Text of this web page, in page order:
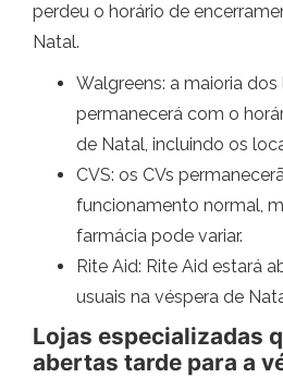
perdeu o horário de
Natal.
Walgreens: a maioria
permanecerá com o
de Natal, incluindo os
CVS: os CVs
funcionamento normal,
farmácia pode variar.
Rite Aid: Rite Aid estará
usuais na véspera de
Lojas especializadas
abertas tarde para a